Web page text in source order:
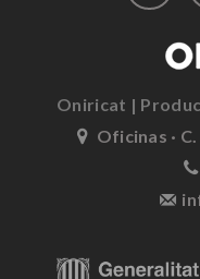
Oniricat |
Oficinas ·